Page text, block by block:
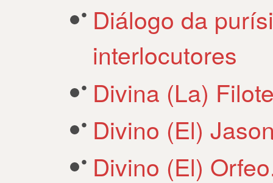
Diálogo da
interlocutores
Divina (La)
Divino (El)
Divino (El)